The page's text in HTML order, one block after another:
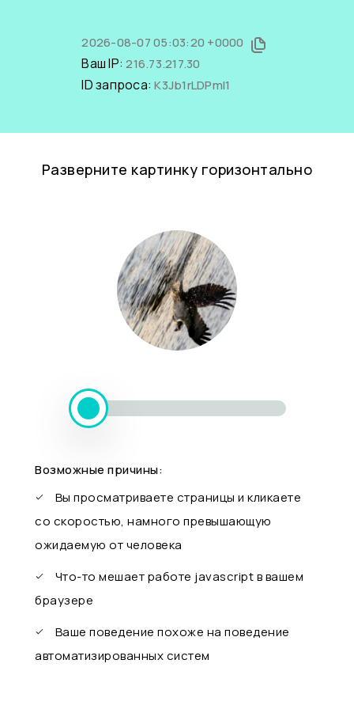
2026-08-07 05:03:20 +0000
Ваш IP:216.73.217.30
ID запроса:K3Jb1rLDPmI1
Разверните картинку горизонтально
Возможные причины:
Вы просматриваете страницы и кликаете
со скоростью, намного превышающую
ожидаемую от человека
Что-то мешает работе javascript в вашем
браузере
Ваше поведение похоже на поведение
автоматизированных систем